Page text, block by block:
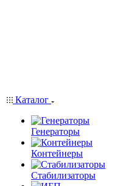
Каталог
Генераторы
Контейнеры
Стабилизаторы